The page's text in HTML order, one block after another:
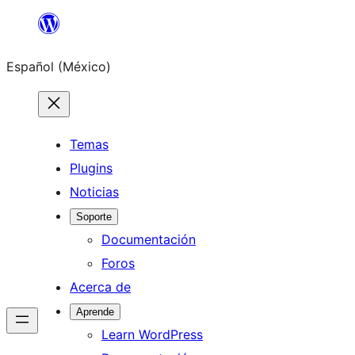
Saltar
contenido
Español (México)
Temas
Plugins
Noticias
Soporte
Documentación
Foros
Acerca de
Aprende
Learn WordPress